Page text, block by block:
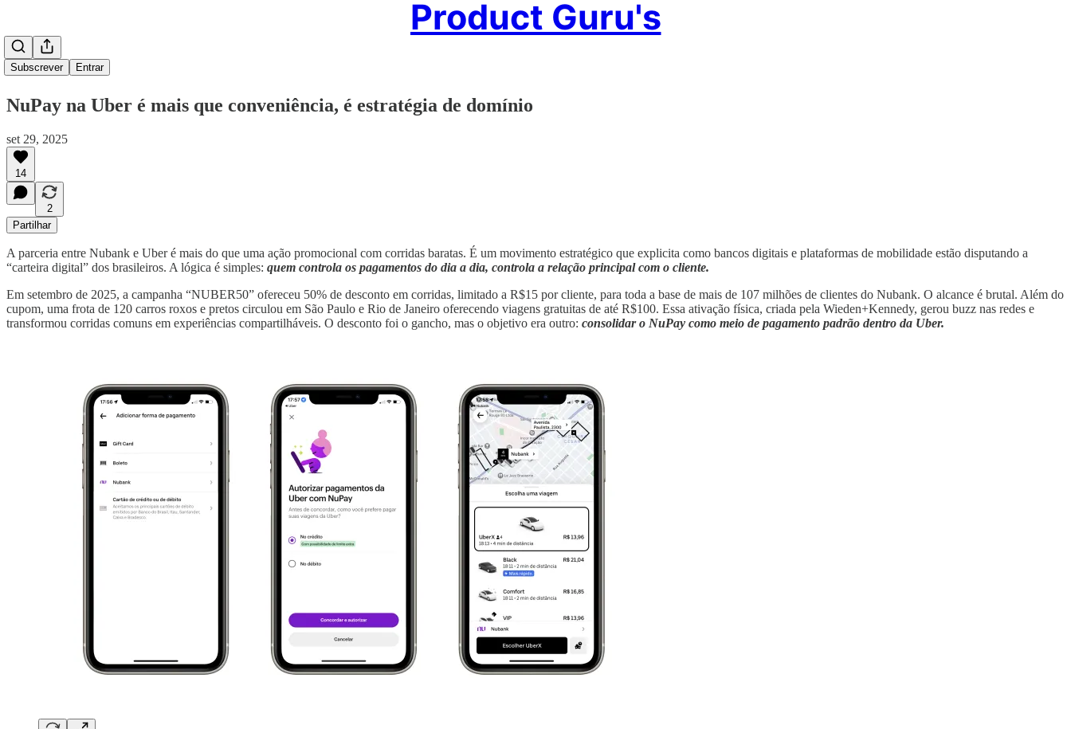
Product Guru's
Subscrever Entrar
NuPay na Uber é mais que conveniência, é estratégia de domínio
set 29, 2025
14
2
Partilhar
A parceria entre Nubank e Uber é mais do que uma ação promocional com corridas baratas. É um movimento estratégico que explicita como bancos digitais e plataformas de mobilidade estão disputando a
“carteira digital” dos brasileiros. A lógica é simples: quem controla os pagamentos do dia a dia, controla a relação principal com o cliente.
Em setembro de 2025, a campanha “NUBER50” ofereceu 50% de desconto em corridas, limitado a R$15 por cliente, para toda a base de mais de 107 milhões de clientes do Nubank. O alcance é brutal. Além do
cupom, uma frota de 120 carros roxos e pretos circulou em São Paulo e Rio de Janeiro oferecendo viagens gratuitas de até R$100. Essa ativação física, criada pela Wieden+Kennedy, gerou buzz nas redes e
transformou corridas comuns em experiências compartilháveis. O desconto foi o gancho, mas o objetivo era outro: consolidar o NuPay como meio de pagamento padrão dentro da Uber.